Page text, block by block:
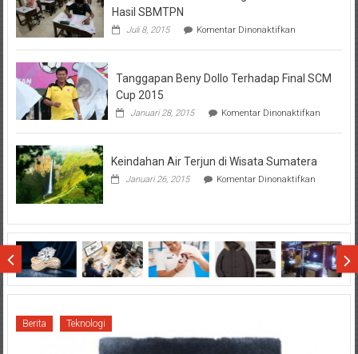
Hasil SBMTPN
Juli 8, 2015 Komentar Dinonaktifkanpada
Hal-
Penting
Hasil
Tanggapan Beny Dollo Terhadap Final SCM
Cup 2015
Januari 28, 2015 Komentar Dinonaktifkanpada
Beny
Keindahan Air Terjun di Wisata Sumatera
Januari 26, 2015 Komentar Dinonaktifkanpada
di
Wisata
Sumatera
Berita Teknologi